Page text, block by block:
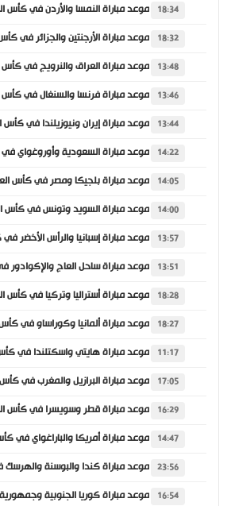
18:34
18:32
13:48
13:46
13:44
14:22
14:05
14:00
13:57
13:51
18:28
18:27
11:17
17:05
16:29
14:47
23:56
16:54